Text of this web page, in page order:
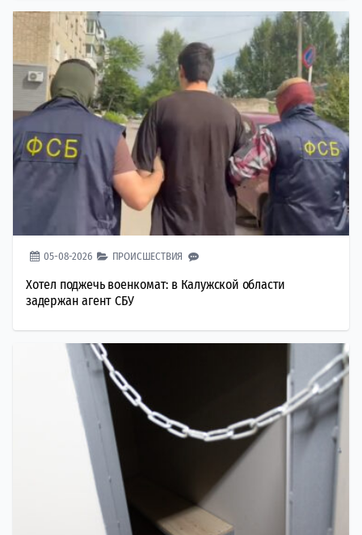
05-08-2026 ПРОИСШЕСТВИЯ
Хотел поджечь военкомат: в Калужской области
задержан агент СБУ